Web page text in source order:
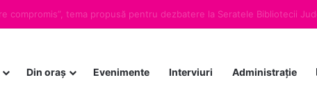
Din oraș Evenimente Interviuri Administrație